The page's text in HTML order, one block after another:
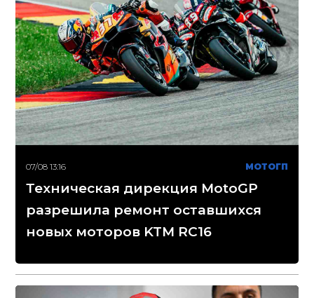
07/08 13:16 МОТОГП
Техническая дирекция MotoGP
разрешила ремонт оставшихся
новых моторов KTM RC16